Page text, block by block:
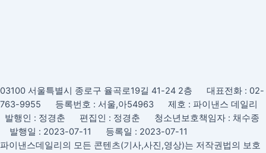
03100 서울특별시 종로구 율곡로19길 41-24 2층 대표전화 : 02-
763-9955 등록번호 : 서울,아54963 제호 : 파이낸스 데일리
발행인 : 정경춘 편집인 : 정경춘 청소년보호책임자 : 채수종
발행일 : 2023-07-11 등록일 : 2023-07-11
파이낸스데일리의 모든 콘텐츠(기사,사진,영상)는 저작권법의 보호